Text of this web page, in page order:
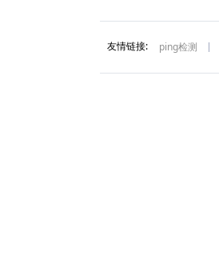
友情链接: ping检测